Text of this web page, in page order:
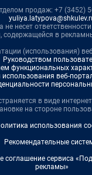
продаж: +7 (3452)
не несет
содержащейся в
(использования)
Руководством
функциональных
веб-
в виде
на стороне
использования
Рекомендательные
соглашение сервиса
рекламы»